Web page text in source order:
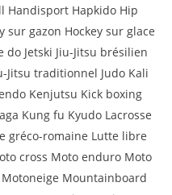
Handisport Hapkido Hip
sur gazon Hockey sur glace
Jetski Jiu-Jitsu brésilien
Jitsu traditionnel Judo Kali
Kenjutsu Kick boxing
Kung fu Kyudo Lacrosse
gréco-romaine Lutte libre
cross Moto enduro Moto
Mountainboard